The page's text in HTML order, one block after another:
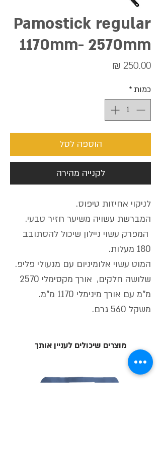
Pamostick regular
1170mm- 2570mm
כמות*
הוספה לסל
לקנייה מהירה
לניקוי אחיזות טיפוס.
המברשת עשויה משיער חזיר טבעי.
המפרק עשוי ניילון שיכול להסתובב
180 מעלות.
המוט עשוי אלומיניום עם מנעולי פליפ.
שלושה חלקים, אורך מקסימלי 2570
מ"מ עם אורך מינימלי 1170 מ"מ.
משקל 560 גרם.
מוצרים שיכולים לעניין אותך